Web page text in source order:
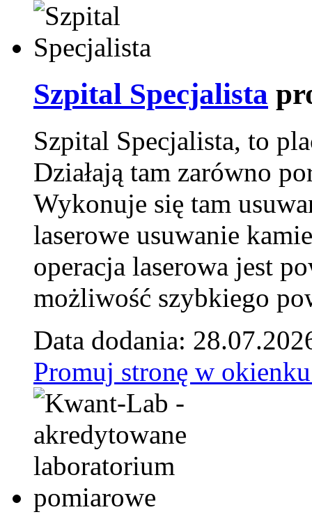
Szpital Specjalista
Szpital Specjalista, to
Działają tam zarówno
Wykonuje się tam
laserowe usuwanie
operacja laserowa jest
możliwość szybkiego
Data dodania:
Promuj stronę w